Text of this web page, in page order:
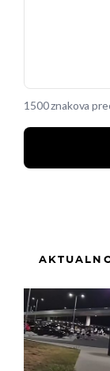
1500 znakova